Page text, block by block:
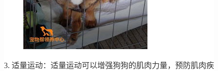
3. 适量运动：适量运动可以增强狗狗的肌肉力量，预防肌肉疾